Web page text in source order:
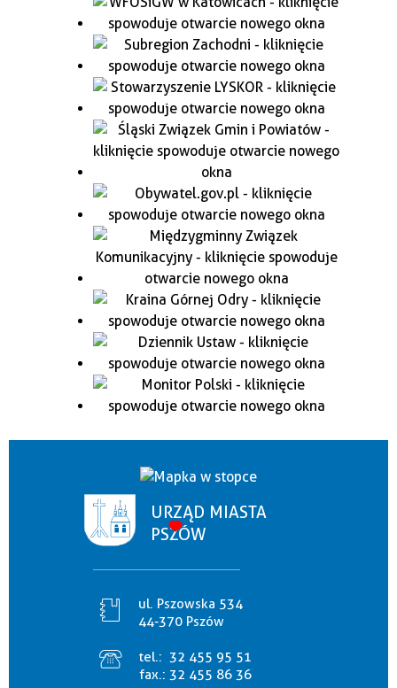
URZĄD MIASTA
PSZÓW
ul. Pszowska 534
44-370 Pszów
tel.: 32 455 95 51
fax.: 32 455 86 36